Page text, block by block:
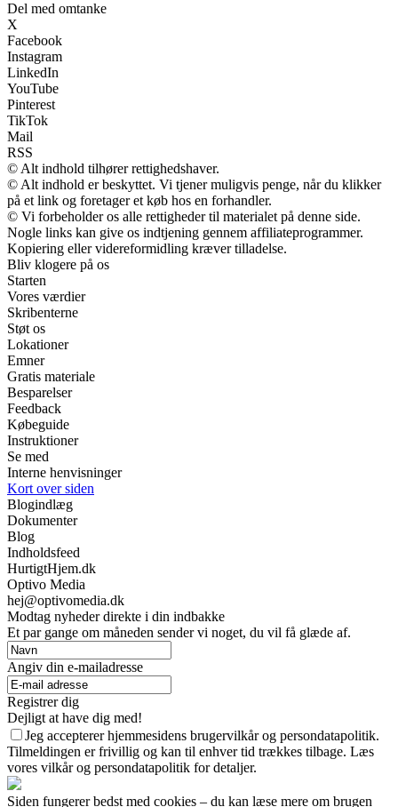
Del med omtanke
X
Facebook
Instagram
LinkedIn
YouTube
Pinterest
TikTok
Mail
RSS
© Alt indhold tilhører rettighedshaver.
© Alt indhold er beskyttet. Vi tjener muligvis penge, når du klikker
på et link og foretager et køb hos en forhandler.
© Vi forbeholder os alle rettigheder til materialet på denne side.
Nogle links kan give os indtjening gennem affiliateprogrammer.
Kopiering eller videreformidling kræver tilladelse.
Bliv klogere på os
Starten
Vores værdier
Skribenterne
Støt os
Lokationer
Emner
Gratis materiale
Besparelser
Feedback
Købeguide
Instruktioner
Se med
Interne henvisninger
Kort over siden
Blogindlæg
Dokumenter
Blog
Indholdsfeed
HurtigtHjem.dk
Optivo Media
hej@optivomedia.dk
Modtag nyheder direkte i din indbakke
Et par gange om måneden sender vi noget, du vil få glæde af.
Angiv din e-mailadresse
Registrer dig
Dejligt at have dig med!
Jeg accepterer hjemmesidens brugervilkår og persondatapolitik.
Tilmeldingen er frivillig og kan til enhver tid trækkes tilbage. Læs
vores vilkår og persondatapolitik for detaljer.
Siden fungerer bedst med cookies – du kan læse mere om brugen